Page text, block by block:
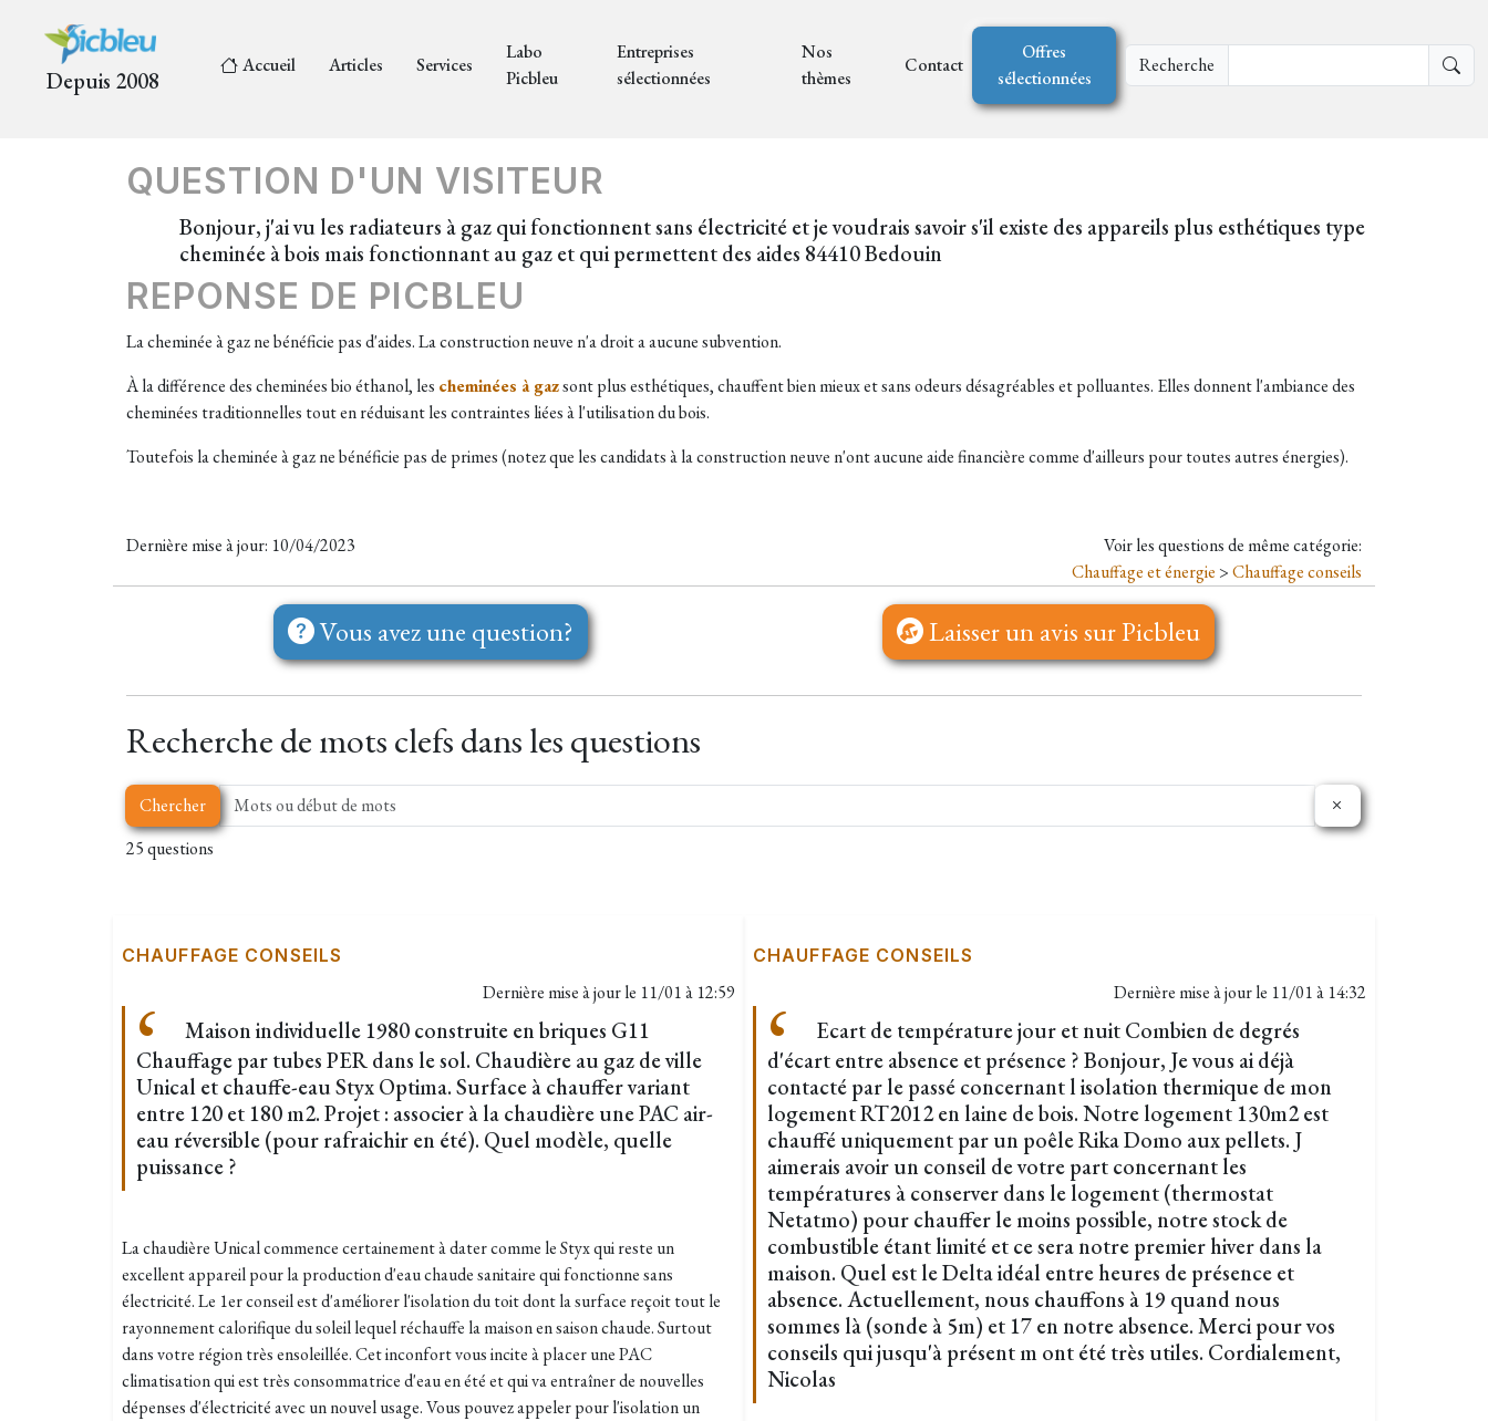
Depuis 2008
Accueil Articles Services
Labo
Picbleu
Entreprises
sélectionnées
Nos
thèmes
Contact
Offres
sélectionnées
Recherche
QUESTION D'UN VISITEUR
Bonjour, j'ai vu les radiateurs à gaz qui fonctionnent sans électricité et je voudrais savoir s'il existe des appareils plus esthétiques type
cheminée à bois mais fonctionnant au gaz et qui permettent des aides 84410 Bedouin
REPONSE DE PICBLEU
La cheminée à gaz ne bénéficie pas d'aides. La construction neuve n'a droit a aucune subvention.
À la différence des cheminées bio éthanol, les cheminées à gazsont plus esthétiques, chauffent bien mieux et sans odeurs désagréables et polluantes. Elles donnent l'ambiance des
cheminées traditionnelles tout en réduisant les contraintes liées à l'utilisation du bois.
Toutefois la cheminée à gaz ne bénéficie pas de primes (notez que les candidats à la construction neuve n'ont aucune aide financière comme d'ailleurs pour toutes autres énergies).
Dernière mise à jour: 10/04/2023
Voir les questions de même catégorie:
Chauffage et énergie >Chauffage conseils
Vous avez une question? Laisser un avis sur Picbleu
Recherche de mots clefs dans les questions
Chercher
25 questions
CHAUFFAGE CONSEILS
Dernière mise à jour le 11/01 à 12:59
Maison individuelle 1980 construite en briques G11
Chauffage par tubes PER dans le sol. Chaudière au gaz de ville
Unical et chauffe-eau Styx Optima. Surface à chauffer variant
entre 120 et 180 m2. Projet : associer à la chaudière une PAC air-
eau réversible (pour rafraichir en été). Quel modèle, quelle
puissance ?
La chaudière Unical commence certainement à dater comme le Styx qui reste un
excellent appareil pour la production d'eau chaude sanitaire qui fonctionne sans
électricité. Le 1er conseil est d'améliorer l'isolation du toit dont la surface reçoit tout le
rayonnement calorifique du soleil lequel réchauffe la maison en saison chaude. Surtout
dans votre région très ensoleillée. Cet inconfort vous incite à placer une PAC
climatisation qui est très consommatrice d'eau en été et qui va entraîner de nouvelles
dépenses d'électricité avec un nouvel usage. Vous pouvez appeler pour l'isolation un
CHAUFFAGE CONSEILS
Dernière mise à jour le 11/01 à 14:32
Ecart de température jour et nuit Combien de degrés
d'écart entre absence et présence ? Bonjour, Je vous ai déjà
contacté par le passé concernant l isolation thermique de mon
logement RT2012 en laine de bois. Notre logement 130m2 est
chauffé uniquement par un poêle Rika Domo aux pellets. J
aimerais avoir un conseil de votre part concernant les
températures à conserver dans le logement (thermostat
Netatmo) pour chauffer le moins possible, notre stock de
combustible étant limité et ce sera notre premier hiver dans la
maison. Quel est le Delta idéal entre heures de présence et
absence. Actuellement, nous chauffons à 19 quand nous
sommes là (sonde à 5m) et 17 en notre absence. Merci pour vos
conseils qui jusqu'à présent m ont été très utiles. Cordialement,
Nicolas